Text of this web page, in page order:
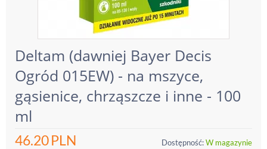
Deltam (dawniej Bayer Decis
Ogród 015EW) - na mszyce,
gąsienice, chrząszcze i inne - 100
ml
46.20PLN Dostępność:W magazynie